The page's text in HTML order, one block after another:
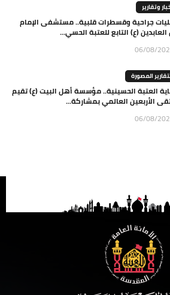
وتقارير
جراحية وقسطرات قلبية.. مستشفى الإمام
العابدين (ع) التابع للعتبة الحسي...
06/08/
المصورة
العتبة الحسينية.. مؤسسة أهل البيت (ع) تقيم
الأربعين العالمي بمشاركة...
06/08/